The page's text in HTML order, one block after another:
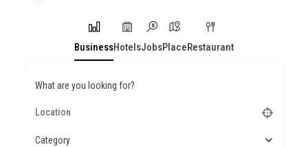
BusinessHotelsJobsPlaceRestaurant
What are you looking for?
Category